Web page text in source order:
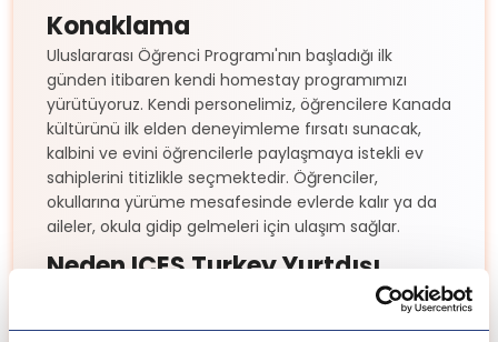
Konaklama
Uluslararası Öğrenci Programı'nın başladığı ilk
günden itibaren kendi homestay programımızı
yürütüyoruz. Kendi personelimiz, öğrencilere Kanada
kültürünü ilk elden deneyimleme fırsatı sunacak,
kalbini ve evini öğrencilerle paylaşmaya istekli ev
sahiplerini titizlikle seçmektedir. Öğrenciler,
okullarına yürüme mesafesinde evlerde kalır ya da
aileler, okula gidip gelmeleri için ulaşım sağlar.
Neden ICES Turkey Yurtdışı